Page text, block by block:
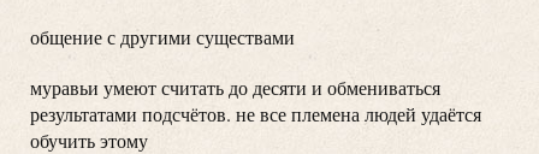
общение с другими существами
муравьи умеют считать до десяти и обмениваться
результатами подсчётов. не все племена людей удаётся
обучить этому